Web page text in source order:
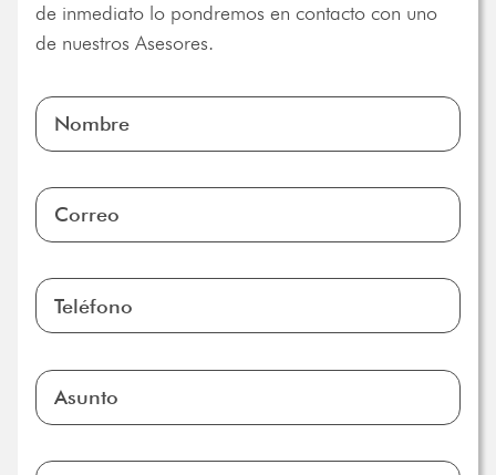
de inmediato lo pondremos en contacto con uno
de nuestros Asesores.